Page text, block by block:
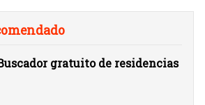
gratuito de residencias